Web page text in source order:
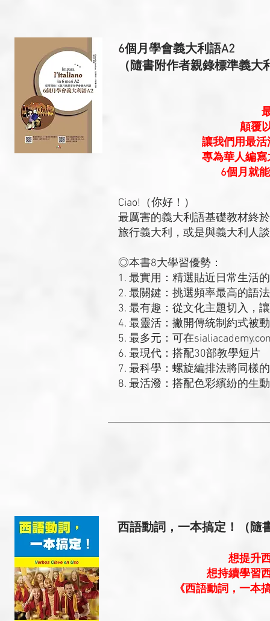
6個月學會義大利語A2
（隨書附作者親錄標準義大
顛覆
讓我們用最
專為華人編
6個月就
Ciao!（你好！）
最厲害的義大利語基礎教材終
旅行義大利，或是與義大利人
◎本書8大學習優勢：
1. 最實用：精選貼近日常生活
2. 最關鍵：挑選頻率最高的語
3. 最有趣：從文化主題切入，
4. 最靈活：撇開傳統制約式被
5. 最多元：可在
6. 最現代：搭配30部教學短片
7. 最科學：螺旋編排法將同樣
8. 最活潑：搭配色彩繽紛的生
西語動詞，一本搞定！（隨
想提升
想持續學習
《西語動詞，一本